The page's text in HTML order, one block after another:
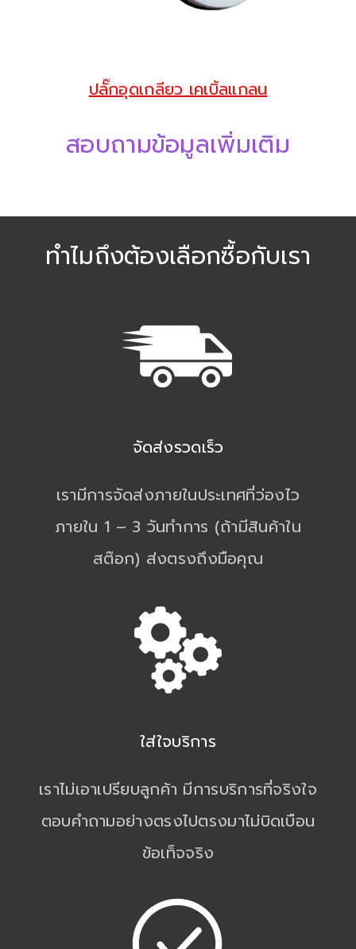
ปลั๊กอุดเกลียว เคเบิ้ลแกลน
สอบถามข้อมูลเพิ่มเติม
ทำไมถึงต้องเลือกซื้อกับเรา
จัดส่งรวดเร็ว
เรามีการจัดส่งภายในประเทศที่ว่องไว
ภายใน 1 – 3 วันทำการ (ถ้ามีสินค้าใน
สต๊อก) ส่งตรงถึงมือคุณ
ใส่ใจบริการ
เราไม่เอาเปรียบลูกค้า มีการบริการที่จริงใจ
ตอบคำถามอย่างตรงไปตรงมาไม่บิดเบือน
ข้อเท็จจริง